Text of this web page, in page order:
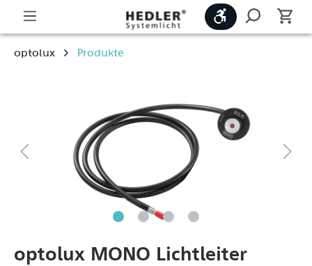
optolux Produkte
optolux MONO Lichtleiter